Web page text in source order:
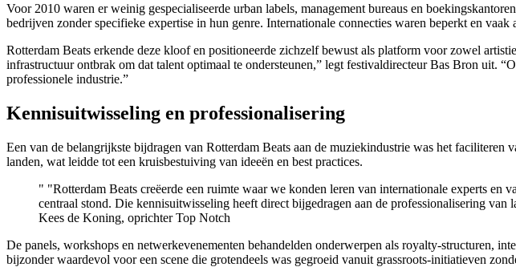
Voor 2010 waren er weinig gespecialiseerde urban labels, management bureaus en
bedrijven zonder specifieke expertise in hun genre. Internationale connecties waren beperkt en vaak
Rotterdam Beats erkende deze kloof en positioneerde zichzelf bewust als platform voor zowel
infrastructuur ontbrak om dat talent optimaal te ondersteunen,” legt festivaldirecteur Bas Bron uit.
professionele industrie.”
Kennisuitwisseling en professionalisering
Een van de belangrijkste bijdragen van Rotterdam Beats aan de muziekindustrie was het
landen, wat leidde tot een kruisbestuiving van ideeën en best practices.
" "Rotterdam Beats creëerde een ruimte waar we konden leren van internationale experts
centraal stond. Die kennisuitwisseling heeft direct bijgedragen aan de professionalisering
Kees de Koning, oprichter Top Notch
De panels, workshops en netwerkevenementen behandelden onderwerpen als royalty-structuren,
bijzonder waardevol voor een scene die grotendeels was gegroeid vanuit grassroots-initiatieven